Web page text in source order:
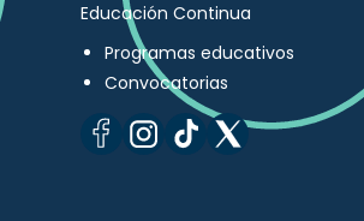
Educación Continua
Programas educativos
Convocatorias